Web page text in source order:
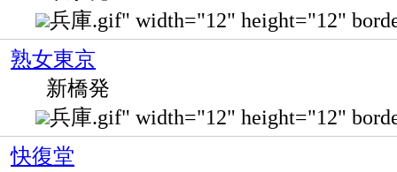
兵庫.gif" width="12" height="12"
熟女東京
新橋発
兵庫.gif" width="12" height="12"
快復堂